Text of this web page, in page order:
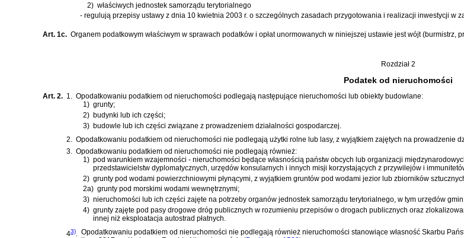
2) właściwych jednostek samorządu terytorialnego
- regulują przepisy ustawy z dnia 10 kwietnia 2003 r. o szczególnych zasadach przygotowania i realizacji inwestycji w
Art. 1c. Organem podatkowym właściwym w sprawach podatków i opłat unormowanych w niniejszej ustawie jest wójt (burmistrz,
Rozdział 2
Podatek od nieruchomości
Art. 2. 1. Opodatkowaniu podatkiem od nieruchomości podlegają następujące nieruchomości lub obiekty budowlane:
1) grunty;
2) budynki lub ich części;
3) budowle lub ich części związane z prowadzeniem działalności gospodarczej.
2. Opodatkowaniu podatkiem od nieruchomości nie podlegają użytki rolne lub lasy, z wyjątkiem zajętych na prowadzenie
3. Opodatkowaniu podatkiem od nieruchomości nie podlegają również:
1) pod warunkiem wzajemności - nieruchomości będące własnością państw obcych lub organizacji
przedstawicielstw dyplomatycznych, urzędów konsularnych i innych misji korzystających z przywilejów i
2) grunty pod wodami powierzchniowymi płynącymi, z wyjątkiem gruntów pod wodami jezior lub zbiorników
2a) grunty pod morskimi wodami wewnętrznymi;
3) nieruchomości lub ich części zajęte na potrzeby organów jednostek samorządu terytorialnego, w tym urzędów
4) grunty zajęte pod pasy drogowe dróg publicznych w rozumieniu przepisów o drogach publicznych oraz
innej niż eksploatacja autostrad płatnych.
43). Opodatkowaniu podatkiem od nieruchomości nie podlegają również nieruchomości stanowiące własność Skarbu